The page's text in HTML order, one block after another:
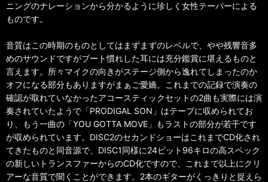
ニングのナレーションから分かるように珍しく女性テーパーによる
ものです。
音質はこの時期のものとしてはまずまずのレベルで、やや残響音多
めのサウンドですがブート慣れした耳には充分鑑賞に堪えるものと
言えます。所々マイクの向きがステージ側から逸れてしまったのか
オフになる部分もありますがまぁご愛嬌。これまでの記録で演奏の
確認が取れていなかったアコースティックセットの2曲も実際には演
奏されていたようで「PRODIGAL SON」はテープに収められてお
り、もう一曲の「YOU GOTTA MOVE」もラストの部分が若干です
が収められています。DISC2のセカンドショーはこれまでCD化され
てきたものと同音源で、DISC1同様に24ビット96キロの高スペック
の新しいトランスファーからのCD化ですので、これまで以上にクリ
アーな音質で聞くことができます。2本のギターがくっきりと捉えら